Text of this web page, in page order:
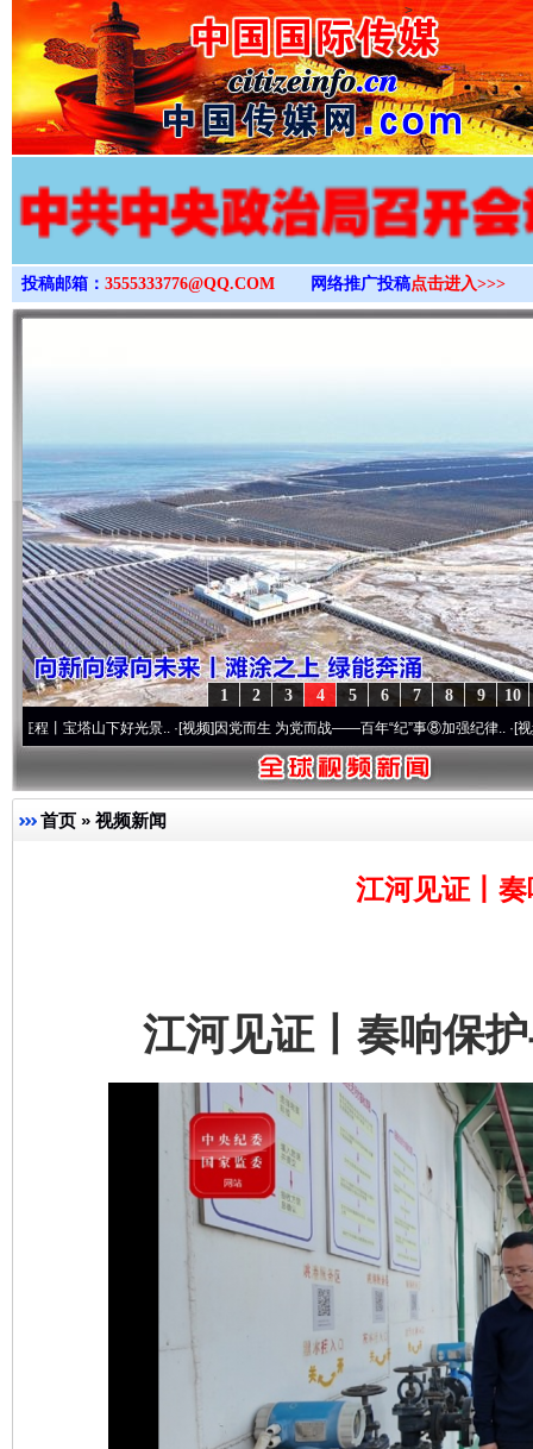
>
投稿邮箱： 3555333776@QQ.COM 网络推广投稿点击进入>>>
10
9
8
7
6
5
4
3
2
1
山下好光景..·[视频]因党而生 为党而战——百年“纪”事⑧加强纪律..·[视频]牢记初心
首页 » 视频新闻
江河见证丨
江河见证丨奏响保护